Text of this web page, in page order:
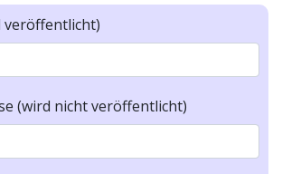
veröffentlicht)
(wird nicht veröffentlicht)